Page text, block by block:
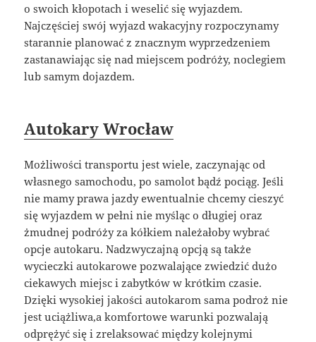
o swoich kłopotach i weselić się wyjazdem.
Najczęściej swój wyjazd wakacyjny rozpoczynamy
starannie planować z znacznym wyprzedzeniem
zastanawiając się nad miejscem podróży, noclegiem
lub samym dojazdem.
Autokary Wrocław
Możliwości transportu jest wiele, zaczynając od
własnego samochodu, po samolot bądź pociąg. Jeśli
nie mamy prawa jazdy ewentualnie chcemy cieszyć
się wyjazdem w pełni nie myśląc o długiej oraz
żmudnej podróży za kółkiem należałoby wybrać
opcje autokaru. Nadzwyczajną opcją są także
wycieczki autokarowe pozwalające zwiedzić dużo
ciekawych miejsc i zabytków w krótkim czasie.
Dzięki wysokiej jakości autokarom sama podroż nie
jest uciążliwa,a komfortowe warunki pozwalają
odprężyć się i zrelaksować między kolejnymi